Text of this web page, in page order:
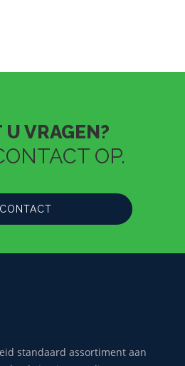
U VRAGEN?
OP.
CONTACT
standaard assortiment aan